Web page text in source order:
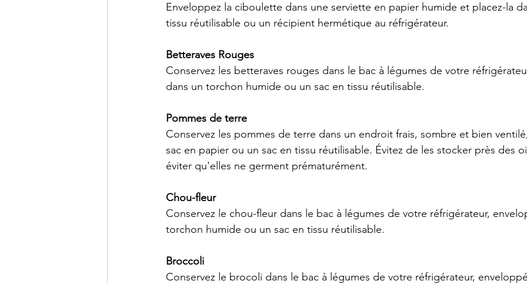
Enveloppez la ciboulette dans une serviette en papier humide et placez-la
tissu réutilisable ou un récipient hermétique au réfrigérateur.
Betteraves Rouges
Conservez les betteraves rouges dans le bac à légumes de votre
dans un torchon humide ou un sac en tissu réutilisable.
Pommes de terre
Conservez les pommes de terre dans un endroit frais, sombre et bien
sac en papier ou un sac en tissu réutilisable. Évitez de les stocker près des
éviter qu'elles ne germent prématurément.
Chou-fleur
Conservez le chou-fleur dans le bac à légumes de votre réfrigérateur,
torchon humide ou un sac en tissu réutilisable.
Broccoli
Conservez le brocoli dans le bac à légumes de votre réfrigérateur,